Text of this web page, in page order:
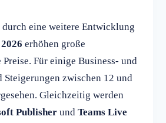
eine weitere Entwicklung
erhöhen große
Für einige Business- und
zwischen 12 und
Gleichzeitig werden
Publisher und Teams Live